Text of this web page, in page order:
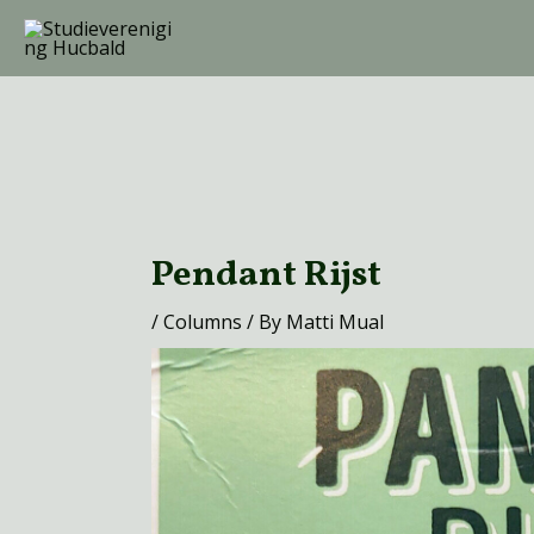
Skip
content
Pendant Rijst
/Columns / By Matti Mual